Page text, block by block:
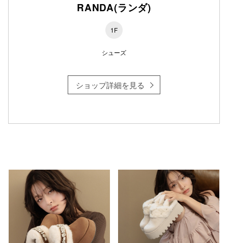
RANDA(ランダ)
1F
シューズ
ショップ詳細を見る